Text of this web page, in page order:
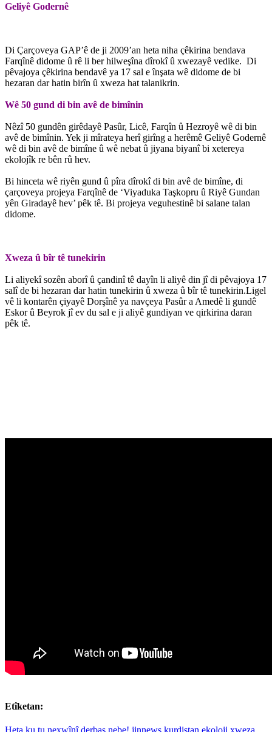
Geliyê Godernê
Di Çarçoveya GAP’ê de ji 2009’an heta niha çêkirina bendava
Farqînê didome û rê li ber hilweşîna dîrokî û xwezayê vedike. Di
pêvajoya çêkirina bendavê ya 17 sal e înşata wê didome de bi
hezaran dar hatin birîn û xweza hat talanikrin.
Wê 50 gund di bin avê de bimînin
Nêzî 50 gundên girêdayê Pasûr, Licê, Farqîn û Hezroyê wê di bin
avê de bimînin. Yek ji mîrateya herî girîng a herêmê Geliyê Godernê
wê di bin avê de bimîne û wê nebat û jiyana biyanî bi xetereya
ekolojîk re bên rû hev.
Bi hinceta wê riyên gund û pîra dîrokî di bin avê de bimîne, di
çarçoveya projeya Farqînê de ‘Viyaduka Taşkopru û Riyê Gundan
yên Giradayê hev’ pêk tê. Bi projeya veguhestinê bi salane talan
didome.
Xweza û bîr tê tunekirin
Li aliyekî sozên aborî û çandinî tê dayîn li aliyê din jî di pêvajoya 17
salî de bi hezaran dar hatin tunekirin û xweza û bîr tê tunekirin.Ligel
vê li kontarên çiyayê Dorşînê ya navçeya Pasûr a Amedê li gundê
Eskor û Beyrok jî ev du sal e ji aliyê gundiyan ve qirkirina daran
pêk tê.
Etîketan:
Heta ku tu nexwînî derbas nebe! jinnews kurdistan ekoloji xweza